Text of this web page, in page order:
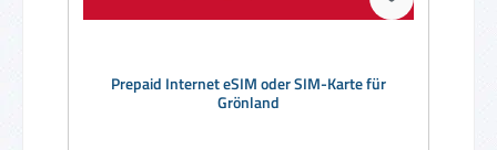
Prepaid Internet eSIM oder SIM-Karte für
Grönland